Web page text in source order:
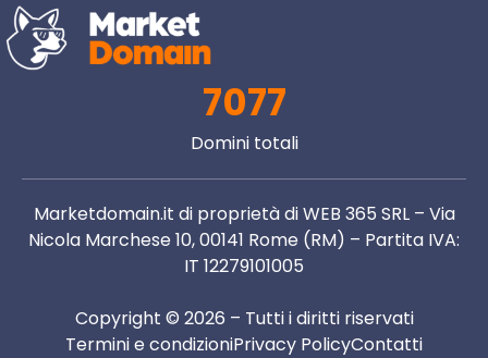
7077
Domini totali
Marketdomain.it di proprietà di WEB 365 SRL – Via
Nicola Marchese 10, 00141 Rome (RM) – Partita IVA:
IT 12279101005
Copyright © 2026 – Tutti i diritti riservati
Termini e condizioniPrivacy PolicyContatti